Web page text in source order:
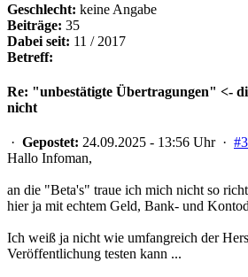
Geschlecht: keine Angabe
Beiträge: 35
Dabei seit: 11 / 2017
Betreff:
Re: "unbestätigte Übertragungen" <-
nicht
· Gepostet: 24.09.2025 - 13:56 Uhr · #3
Hallo Infoman,
an die "Beta's" traue ich mich nicht so
hier ja mit echtem Geld, Bank- und
Ich weiß ja nicht wie umfangreich der
Veröffentlichung testen kann ...